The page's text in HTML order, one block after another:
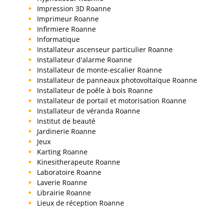
Impression 3D Roanne
Imprimeur Roanne
Infirmiere Roanne
Informatique
Installateur ascenseur particulier Roanne
Installateur d'alarme Roanne
Installateur de monte-escalier Roanne
Installateur de panneaux photovoltaïque Roanne
Installateur de poêle à bois Roanne
Installateur de portail et motorisation Roanne
Installateur de véranda Roanne
Institut de beauté
Jardinerie Roanne
Jeux
Karting Roanne
Kinesitherapeute Roanne
Laboratoire Roanne
Laverie Roanne
Librairie Roanne
Lieux de réception Roanne